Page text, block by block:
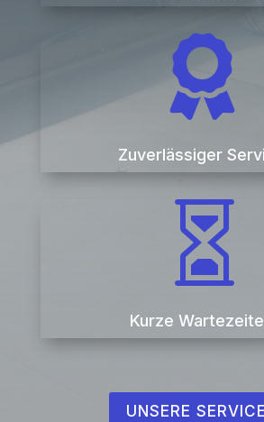

Zuverlässiger

Kurze
UNSERE